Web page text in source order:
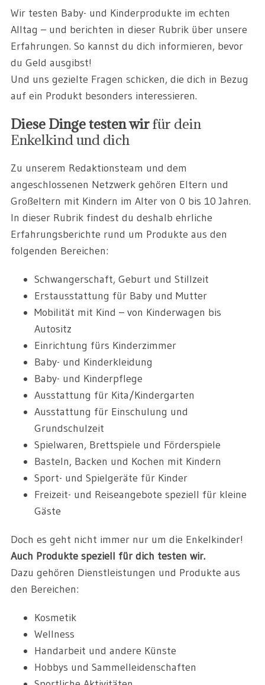
Wir testen Baby- und Kinderprodukte im echten
Alltag – und berichten in dieser Rubrik über unsere
Erfahrungen. So kannst du dich informieren, bevor
du Geld ausgibst!
Und uns gezielte Fragen schicken, die dich in Bezug
auf ein Produkt besonders interessieren.
Diese Dinge testen wirfür dein
Enkelkind und dich
Zu unserem Redaktionsteam und dem
angeschlossenen Netzwerk gehören Eltern und
Großeltern mit Kindern im Alter von 0 bis 10 Jahren.
In dieser Rubrik findest du deshalb ehrliche
Erfahrungsberichte rund um Produkte aus den
folgenden Bereichen:
Schwangerschaft, Geburt und Stillzeit
Erstausstattung für Baby und Mutter
Mobilität mit Kind – von Kinderwagen bis
Autositz
Einrichtung fürs Kinderzimmer
Baby- und Kinderkleidung
Baby- und Kinderpflege
Ausstattung für Kita/Kindergarten
Ausstattung für Einschulung und
Grundschulzeit
Spielwaren, Brettspiele und Förderspiele
Basteln, Backen und Kochen mit Kindern
Sport- und Spielgeräte für Kinder
Freizeit- und Reiseangebote speziell für kleine
Gäste
Doch es geht nicht immer nur um die Enkelkinder!
Auch Produkte speziell für dich testen wir.
Dazu gehören Dienstleistungen und Produkte aus
den Bereichen:
Kosmetik
Wellness
Handarbeit und andere Künste
Hobbys und Sammelleidenschaften